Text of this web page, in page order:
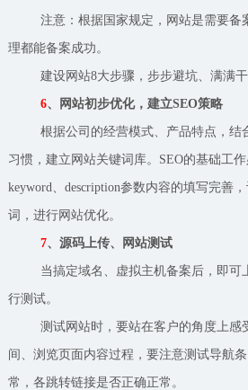
注意：根据国家规定，网站是需要备
理都能备案成功。
建设网站8大步骤，步步避坑、满满
6、网站初步优化，建立SEO策略
根据公司的经营模式、产品特点，结
习惯，建立网站关键词库。SEO的基础工
keyword、description参数内容的填写完善
词，进行网站优化。
7、源码上传、网站测试
当搞定域名、虚拟主机备案后，即可
行测试。
测试网站时，要站在客户的角度上感
间、浏览页面内容过程，要注意测试导航
常，各跳转链接是否正确正常。